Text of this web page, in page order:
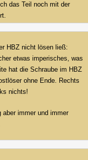
das Teil noch mit der
HBZ nicht lösen ließ:
etwas imperisches, was
hat die Schraube im HBZ
ohne Ende. Rechts
nichts!
aber immer und immer